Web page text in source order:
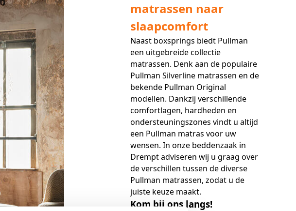
matrassen naar
slaapcomfort
Naast boxsprings biedt Pullman
een uitgebreide collectie
matrassen. Denk aan de populaire
Pullman Silverlinematrassen en de
bekende Pullman Original
modellen. Dankzij verschillende
comfortlagen, hardheden en
ondersteuningszones vindt u altijd
een Pullman matras voor uw
wensen. In onze beddenzaak in
Drempt adviseren wij u graag over
de verschillen tussen de diverse
Pullman matrassen, zodat u de
juiste keuze maakt.
Kom bij ons langs!